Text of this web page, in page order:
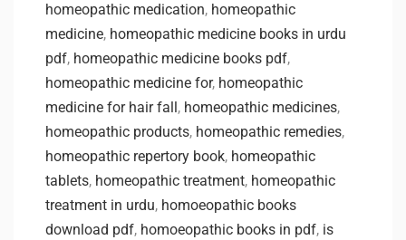
homeopathic medication, homeopathic
medicine, homeopathic medicine books in urdu
pdf, homeopathic medicine books pdf,
homeopathic medicine for, homeopathic
medicine for hair fall , homeopathic medicines,
homeopathic products, homeopathic remedies,
homeopathic repertory book, homeopathic
tablets, homeopathic treatment, homeopathic
treatment in urdu, homoeopathic books
download pdf, homoeopathic books in pdf, is